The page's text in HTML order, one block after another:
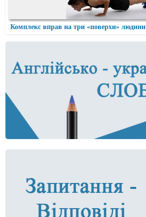
Комплекс вправ на три «поверхи» людини